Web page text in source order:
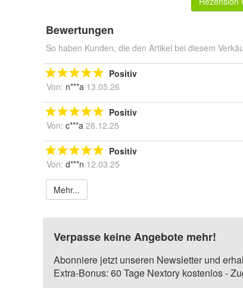
Bewertungen
So haben Kunden, die den Artikel bei diesem
Positiv
Von: n***a 13.05.26
Positiv
Von: c***a 28.12.25
Positiv
Von: d***n 12.03.25
Mehr...
Verpasse keine Angebote mehr!
Abonniere jetzt unseren Newsletter und
Extra-Bonus: 60 Tage Nextory kostenlos -